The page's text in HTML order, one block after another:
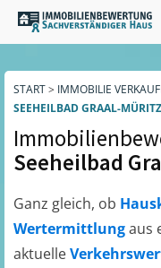
START> IMMOBILIE
SEEHEILBAD GRAAL-MÜRITZ
Seeheilbad
Ganz gleich, ob
Wertermittlungaus
aktuelle